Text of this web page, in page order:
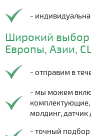
-
Широкий выбор
Европы, Азии,
- отправим в
- мы можем
комплектующие,
молдинг,
- точный подбор